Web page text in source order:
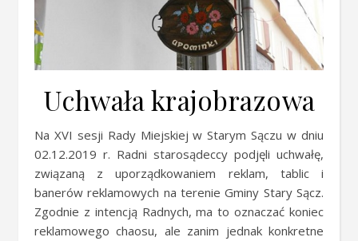
Uchwała krajobrazowa
Na XVI sesji Rady Miejskiej w Starym Sączu w dniu
02.12.2019 r. Radni starosądeccy podjęli uchwałę,
związaną z uporządkowaniem reklam, tablic i
banerów reklamowych na terenie Gminy Stary Sącz.
Zgodnie z intencją Radnych, ma to oznaczać koniec
reklamowego chaosu, ale zanim jednak konkretne